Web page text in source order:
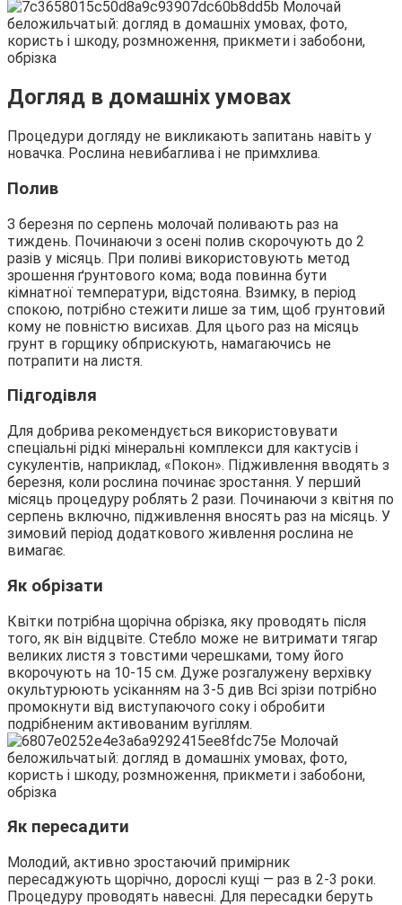
Догляд в домашніх умовах
Процедури догляду не викликають запитань навіть у
новачка. Рослина невибаглива і не примхлива.
Полив
З березня по серпень молочай поливають раз на
тиждень. Починаючи з осені полив скорочують до 2
разів у місяць. При поливі використовують метод
зрошення ґрунтового кома; вода повинна бути
кімнатної температури, відстояна. Взимку, в період
спокою, потрібно стежити лише за тим, щоб грунтовий
кому не повністю висихав. Для цього раз на місяць
грунт в горщику обприскують, намагаючись не
потрапити на листя.
Підгодівля
Для добрива рекомендується використовувати
спеціальні рідкі мінеральні комплекси для кактусів і
сукулентів, наприклад, «Покон». Підживлення вводять з
березня, коли рослина починає зростання. У перший
місяць процедуру роблять 2 рази. Починаючи з квітня по
серпень включно, підживлення вносять раз на місяць. У
зимовий період додаткового живлення рослина не
вимагає.
Як обрізати
Квітки потрібна щорічна обрізка, яку проводять після
того, як він відцвіте. Стебло може не витримати тягар
великих листя з товстими черешками, тому його
вкорочують на 10-15 см. Дуже розгалужену верхівку
окультурюють усіканням на 3-5 див Всі зрізи потрібно
промокнути від виступаючого соку і обробити
подрібненим активованим вугіллям.
Як пересадити
Молодий, активно зростаючий примірник
пересаджують щорічно, дорослі кущі — раз в 2-3 роки.
Процедуру проводять навесні. Для пересадки беруть